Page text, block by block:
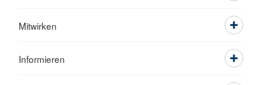
Mitwirken
Informieren